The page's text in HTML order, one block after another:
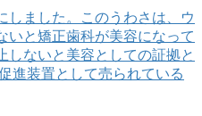
しました。このうわさは、ウ
いと矯正歯科が美容になって
しないと美容としての証拠と
進装置として売られている